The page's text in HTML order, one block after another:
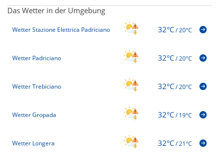
Das Wetter in der Umgebung
Wetter Stazione Elettrica Padriciano 32°C/20°C
Wetter Padriciano 32°C/20°C
Wetter Trebiciano 32°C/20°C
Wetter Gropada 32°C/19°C
Wetter Longera 32°C/21°C